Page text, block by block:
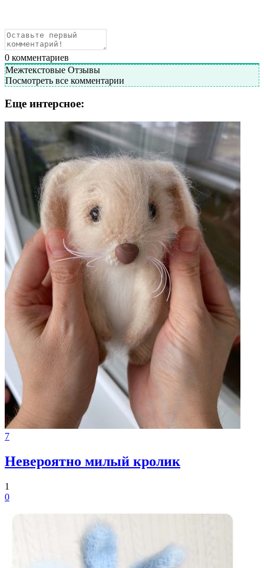
0 комментариев
Межтекстовые Отзывы
Посмотреть все комментарии
Еще интерсное:
7
Невероятно милый кролик
1
0